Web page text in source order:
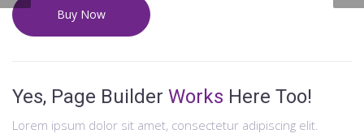
Buy Now
Yes, Page Builder Works Here Too!
Lorem ipsum dolor sit amet, consectetur adipiscing elit.